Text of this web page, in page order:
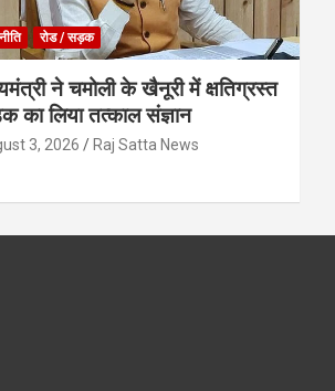
रोड / सड़क
ने चमोली के खैनूरी में क्षतिग्रस्त
का लिया तत्काल संज्ञान
3, 2026 Raj Satta News